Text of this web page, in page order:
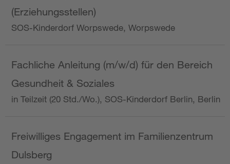
(Erziehungsstellen)
SOS-Kinderdorf Worpswede, Worpswede
Fachliche Anleitung (m/w/d) für den Bereich
Gesundheit & Soziales
in Teilzeit (20 Std./Wo.), SOS-Kinderdorf Berlin, Berlin
Freiwilliges Engagement im Familienzentrum
Dulsberg